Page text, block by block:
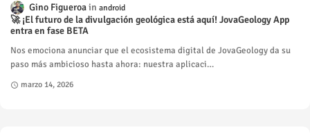
Gino Figueroa android
🚀 ¡El futuro de la divulgación geológica está aquí! JovaGeology App
entra en fase BETA
Nos emociona anunciar que el ecosistema digital de JovaGeology da su
paso más ambicioso hasta ahora: nuestra aplicaci…
marzo 14, 2026